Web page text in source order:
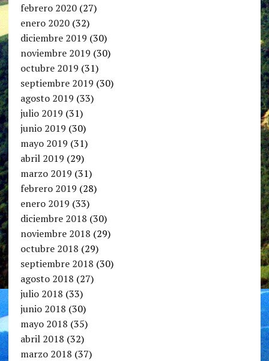
febrero 2020(27)
enero 2020(32)
diciembre 2019 (30)
noviembre 2019 (30)
octubre 2019 (31)
septiembre 2019 (30)
agosto 2019 (33)
julio 2019 (31)
junio 2019 (30)
mayo 2019 (31)
abril 2019 (29)
marzo 2019 (31)
febrero 2019 (28)
enero 2019 (33)
diciembre 2018 (30)
noviembre 2018 (29)
octubre 2018 (29)
septiembre 2018 (30)
agosto 2018 (27)
julio 2018 (33)
junio 2018 (30)
mayo 2018 (35)
abril 2018 (32)
marzo 2018 (37)